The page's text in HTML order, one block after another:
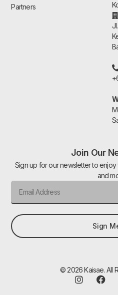
Partners
Join Our
Sign up for our newsletter to enjoy
and
Sign
© 2026 Kaisae. All